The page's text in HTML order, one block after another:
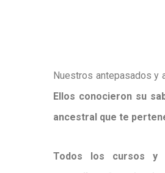
Nuestros antepasados y
Ellos conocieron su
ancestral que te
Todos los cursos y